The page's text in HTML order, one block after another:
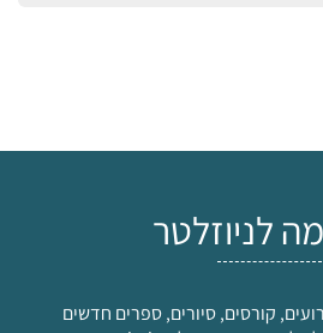
לניוזלטר
קורסים, סיורים, ספרים חדשים